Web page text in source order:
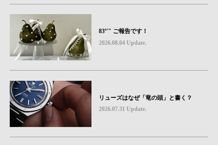
83º'" ご報告です！
2026.08.04 Update.
リューズはなぜ「竜の頭」と書く？
2026.07.31 Update.